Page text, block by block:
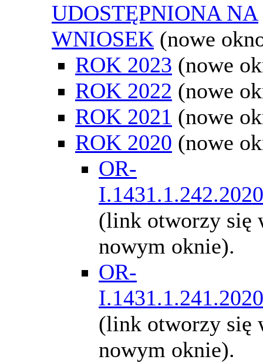
UDOSTĘPNIONA NA
WNIOSEK (nowe
ROK 2023 (nowe
ROK 2022 (nowe
ROK 2021 (nowe
ROK 2020 (nowe
OR-
I.1431.1.242.2020
(link otworzy się
nowym oknie).
OR-
I.1431.1.241.2020
(link otworzy się
nowym oknie).